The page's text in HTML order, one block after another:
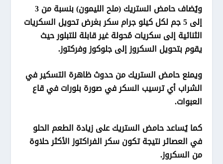
ويُضاف حامض الستريك (ملح الليمون) بنسبة من 3
إلى 5 جم لكل كيلو جرام سكر بغرض تحويل السكريات
الثنائية إلى سكريات مُحولة غير قابلة للتبلور حيث
يقوم بتحويل السكروز إلى جلوكوز وفركتوز.
ويمنع حامض الستريك من حدوث ظاهرة التسكير في
الشراب أي ترسيب السكر في صورة بلورات في قاع
العبوات.
كما يُساعد حامض الستريك على زيادة الطعم الحلو
في العصائر نتيجة تكون سكر الفراكتوز الأكثر حلاوة
من السكروز.